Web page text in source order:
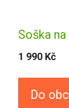
Soška
1 990 Kč
Do